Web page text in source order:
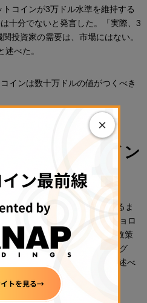
コインが3万ドル水準を維持する
十分でないと発言した。「実際、3
投資家の需要は、市場にはない。
べた。
インは数十万ドルの値がつくべき
：「より高いイン
1月27日、経済回復が見られるま
を維持することを決めた。ジョロ
）議長は同日、量的金融緩和政策
ていく、いわゆるテーパリング
定することは望ましくないと述べ
×